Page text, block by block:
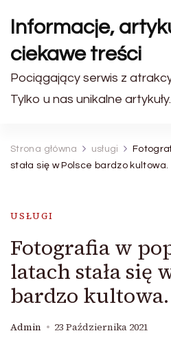
Informacje,
ciekawe treści
Pociągający serwis z
Tylko u nas unikalne artykuły.
Strona główna usługi
stała się w Polsce bardzo kultowa.
USŁUGI
Fotografia w
latach stała się
bardzo kultowa.
Admin 23 Października 2021